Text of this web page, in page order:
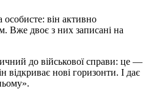
він активно
Вже двоє з них записані на
до військової справи: це —
нові горизонти. І дає